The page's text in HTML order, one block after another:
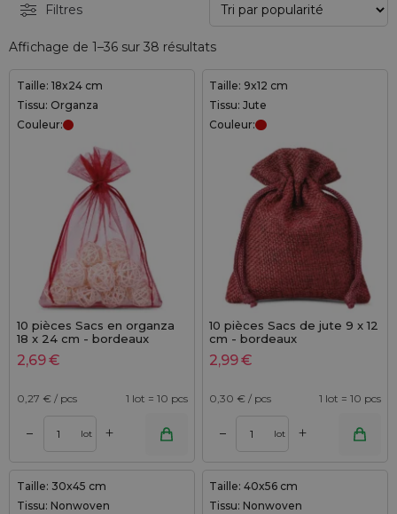
Filtres
Affichage de 1–36 sur 38 résultats
Taille: 18x24 cm
Tissu: Organza
Couleur:
10 pièces Sacs en organza
18 x 24 cm - bordeaux
2,69€
0,27 € / pcs 1 lot = 10 pcs
– lot +
Taille: 9x12 cm
Tissu: Jute
Couleur:
10 pièces Sacs de jute 9 x 12
cm - bordeaux
2,99€
0,30 € / pcs 1 lot = 10 pcs
– lot +
Taille: 30x45 cm
Tissu: Nonwoven
Taille: 40x56 cm
Tissu: Nonwoven